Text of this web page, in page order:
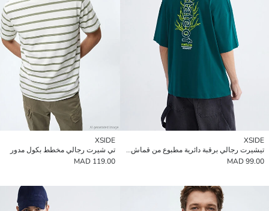
XSIDE
تيشيرت رجالي برقبة دائرية مطبوع من قماش جيرسي
99.00 MAD
XSIDE
تي شيرت رجالي مخطط بكول مدور
119.00 MAD